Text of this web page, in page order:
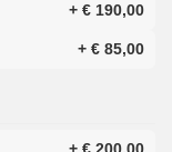
+ € 190,00
+ € 85,00